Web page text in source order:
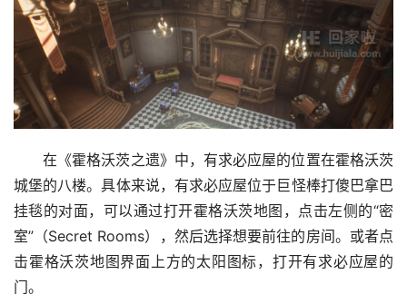
在《霍格沃茨之遗》中，有求必应屋的位置在霍格沃茨
城堡的八楼。具体来说，有求必应屋位于巨怪棒打傻巴拿巴
挂毯的对面，可以通过打开霍格沃茨地图，点击左侧的“密
室”（Secret Rooms），然后选择想要前往的房间。或者点
击霍格沃茨地图界面上方的太阳图标，打开有求必应屋的
门。